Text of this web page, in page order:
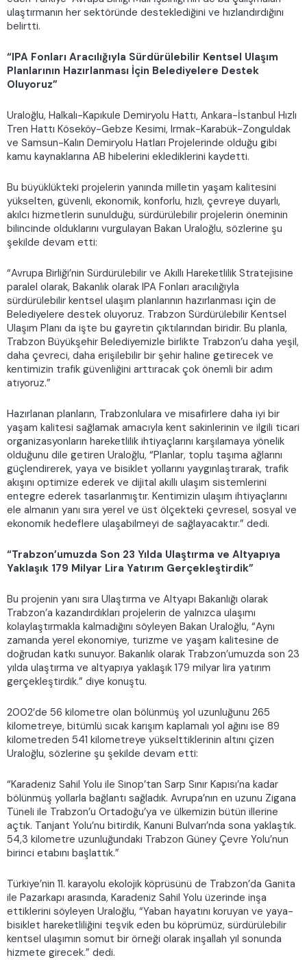
ulaştırmanın her sektöründe desteklediğini ve hızlandırdığını
belirtti.
“IPA Fonları Aracılığıyla Sürdürülebilir Kentsel Ulaşım
Planlarının Hazırlanması İçin Belediyelere Destek
Oluyoruz”
Uraloğlu, Halkalı-Kapıkule Demiryolu Hattı, Ankara-İstanbul Hızlı
Tren Hattı Köseköy-Gebze Kesimi, Irmak-Karabük-Zonguldak
ve Samsun-Kalın Demiryolu Hatları Projelerinde olduğu gibi
kamu kaynaklarına AB hibelerini eklediklerini kaydetti.
Bu büyüklükteki projelerin yanında milletin yaşam kalitesini
yükselten, güvenli, ekonomik, konforlu, hızlı, çevreye duyarlı,
akılcı hizmetlerin sunulduğu, sürdürülebilir projelerin öneminin
bilincinde olduklarını vurgulayan Bakan Uraloğlu, sözlerine şu
şekilde devam etti:
“Avrupa Birliği’nin Sürdürülebilir ve Akıllı Hareketlilik Stratejisine
paralel olarak, Bakanlık olarak IPA Fonları aracılığıyla
sürdürülebilir kentsel ulaşım planlarının hazırlanması için de
Belediyelere destek oluyoruz. Trabzon Sürdürülebilir Kentsel
Ulaşım Planı da işte bu gayretin çıktılarından biridir. Bu planla,
Trabzon Büyükşehir Belediyemizle birlikte Trabzon’u daha yeşil,
daha çevreci, daha erişilebilir bir şehir haline getirecek ve
kentimizin trafik güvenliğini arttıracak çok önemli bir adım
atıyoruz.”
Hazırlanan planların, Trabzonlulara ve misafirlere daha iyi bir
yaşam kalitesi sağlamak amacıyla kent sakinlerinin ve ilgili ticari
organizasyonların hareketlilik ihtiyaçlarını karşılamaya yönelik
olduğunu dile getiren Uraloğlu, “Planlar, toplu taşıma ağlarını
güçlendirerek, yaya ve bisiklet yollarını yaygınlaştırarak, trafik
akışını optimize ederek ve dijital akıllı ulaşım sistemlerini
entegre ederek tasarlanmıştır. Kentimizin ulaşım ihtiyaçlarını
ele almanın yanı sıra yerel ve üst ölçekteki çevresel, sosyal ve
ekonomik hedeflere ulaşabilmeyi de sağlayacaktır.” dedi.
“Trabzon’umuzda Son 23 Yılda Ulaştırma ve Altyapıya
Yaklaşık 179 Milyar Lira Yatırım Gerçekleştirdik”
Bu projenin yanı sıra Ulaştırma ve Altyapı Bakanlığı olarak
Trabzon’a kazandırdıkları projelerin de yalnızca ulaşımı
kolaylaştırmakla kalmadığını söyleyen Bakan Uraloğlu, “Aynı
zamanda yerel ekonomiye, turizme ve yaşam kalitesine de
doğrudan katkı sunuyor. Bakanlık olarak Trabzon’umuzda son 23
yılda ulaştırma ve altyapıya yaklaşık 179 milyar lira yatırım
gerçekleştirdik.” diye konuştu.
2002’de 56 kilometre olan bölünmüş yol uzunluğunu 265
kilometreye, bitümlü sıcak karışım kaplamalı yol ağını ise 89
kilometreden 541 kilometreye yükselttiklerinin altını çizen
Uraloğlu, sözlerine şu şekilde devam etti:
“Karadeniz Sahil Yolu ile Sinop’tan Sarp Sınır Kapısı’na kadar
bölünmüş yollarla bağlantı sağladık. Avrupa’nın en uzunu Zigana
Tüneli ile Trabzon’u Ortadoğu’ya ve ülkemizin bütün illerine
açtık. Tanjant Yolu’nu bitirdik, Kanuni Bulvarı’nda sona yaklaştık.
54,3 kilometre uzunluğundaki Trabzon Güney Çevre Yolu’nun
birinci etabını başlattık.”
Türkiye’nin 11. karayolu ekolojik köprüsünü de Trabzon’da Ganita
ile Pazarkapı arasında, Karadeniz Sahil Yolu üzerinde inşa
ettiklerini söyleyen Uraloğlu, “Yaban hayatını koruyan ve yaya-
bisiklet hareketliliğini teşvik eden bu köprümüz, sürdürülebilir
kentsel ulaşımın somut bir örneği olarak inşallah yıl sonunda
hizmete girecek.” dedi.